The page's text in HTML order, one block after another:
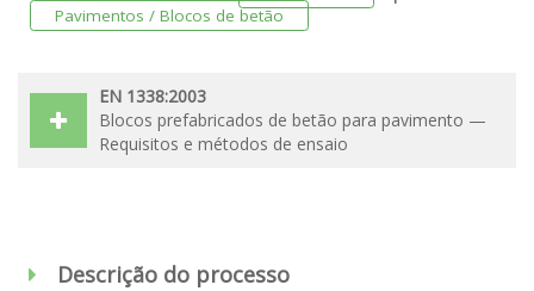
Pavimentos / Blocos de betão
EN 1338:2003
Blocos prefabricados de betão para pavimento —
Requisitos e métodos de ensaio
Descrição do processo